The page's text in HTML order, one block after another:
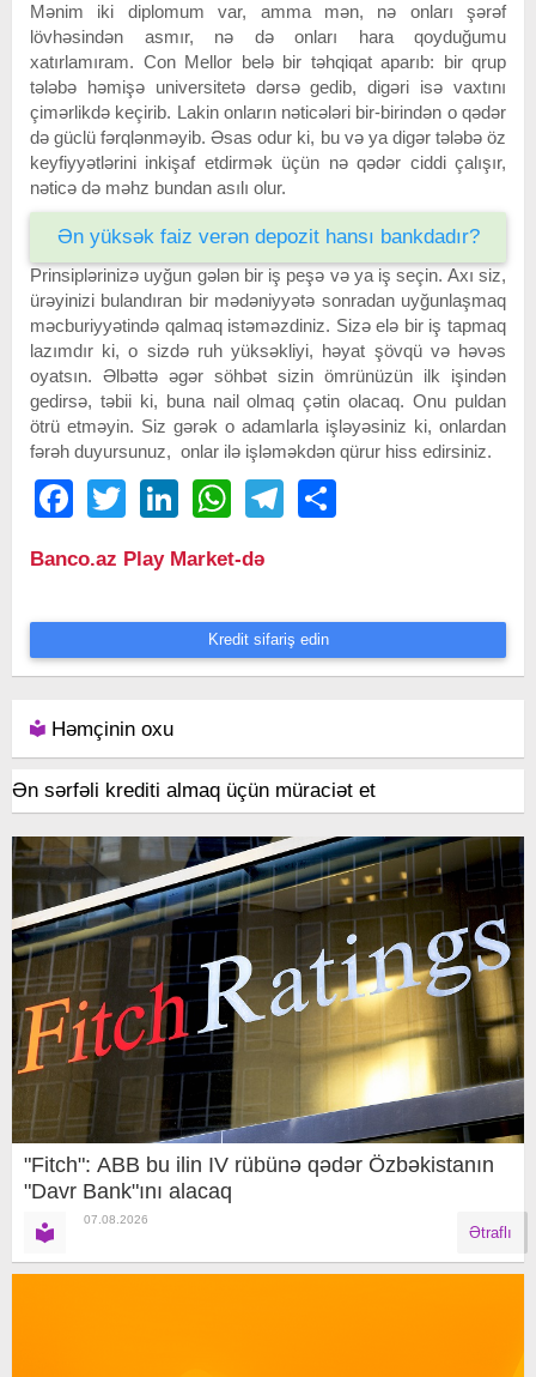
Mənim iki diplomum var, amma mən, nə onları şərəf
lövhəsindən asmır, nə də onları hara qoyduğumu
xatırlamıram. Con Mellor belə bir təhqiqat aparıb: bir qrup
tələbə həmişə universitetə dərsə gedib, digəri isə vaxtını
çimərlikdə keçirib. Lakin onların nəticələri bir-birindən o qədər
də güclü fərqlənməyib. Əsas odur ki, bu və ya digər tələbə öz
keyfiyyətlərini inkişaf etdirmək üçün nə qədər ciddi çalışır,
nəticə də məhz bundan asılı olur.
Ən yüksək faiz verən depozit hansı bankdadır?
Prinsiplərinizə uyğun gələn bir iş peşə və ya iş seçin. Axı siz,
ürəyinizi bulandıran bir mədəniyyətə sonradan uyğunlaşmaq
məcburiyyətində qalmaq istəməzdiniz. Sizə elə bir iş tapmaq
lazımdır ki, o sizdə ruh yüksəkliyi, həyat şövqü və həvəs
oyatsın. Əlbəttə əgər söhbət sizin ömrünüzün ilk işindən
gedirsə, təbii ki, buna nail olmaq çətin olacaq. Onu puldan
ötrü etməyin. Siz gərək o adamlarla işləyəsiniz ki, onlardan
fərəh duyursunuz, onlar ilə işləməkdən qürur hiss edirsiniz.
FacebookTwitter LinkedIn WhatsAppTelegram
Banco.az Play Market-də
Kredit sifariş edin
Həmçinin oxu
Ən sərfəli krediti almaq üçün müraciət et
"Fitch": ABB bu ilin IV rübünə qədər Özbəkistanın
"Davr Bank"ını alacaq
07.08.2026
Ətraflı